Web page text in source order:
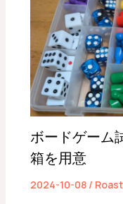
ボードゲーム
箱を用意
2024-10-08 /